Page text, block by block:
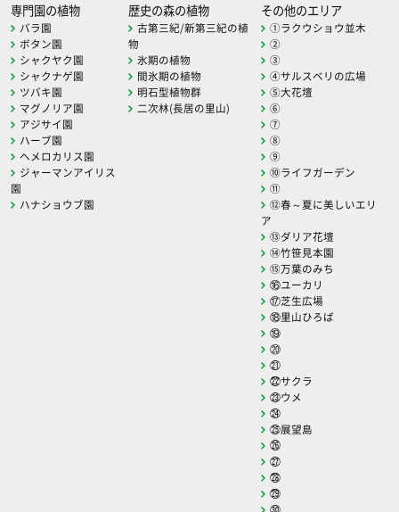
専門園の植物
バラ園
ボタン園
シャクヤク園
シャクナゲ園
ツバキ園
マグノリア園
アジサイ園
ハーブ園
ヘメロカリス園
ジャーマンアイリス
園
ハナショウブ園
歴史の森の植物
古第三紀/新第三紀の植
物
氷期の植物
間氷期の植物
明石型植物群
二次林(長居の里山)
その他のエリア
①ラクウショウ並木
②
③
④サルスベリの広場
⑤大花壇
⑥
⑦
⑧
⑨
⑩ライフガーデン
⑪
⑫春～夏に美しいエリ
ア
⑬ダリア花壇
⑭竹笹見本園
⑮万葉のみち
⑯ユーカリ
⑰芝生広場
⑱里山ひろば
⑲
⑳
㉑
㉒サクラ
㉓ウメ
㉔
㉕展望島
㉖
㉗
㉘
㉙